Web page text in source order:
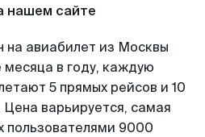
нашем сайте
на авиабилет из Москвы
в году, каждую
5 прямых рейсов и 10
варьируется, самая
пользователями 9000